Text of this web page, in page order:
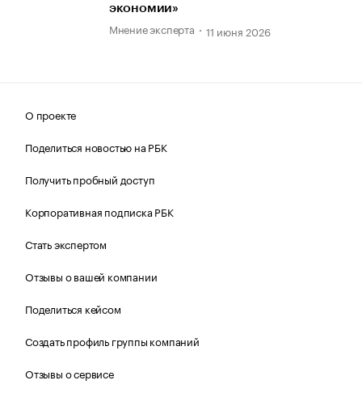
экономии»
Мнение эксперта 11 июня 2026
О проекте
Поделиться новостью на РБК
Получить пробный доступ
Корпоративная подписка РБК
Стать экспертом
Отзывы о вашей компании
Поделиться кейсом
Создать профиль группы компаний
Отзывы о сервисе